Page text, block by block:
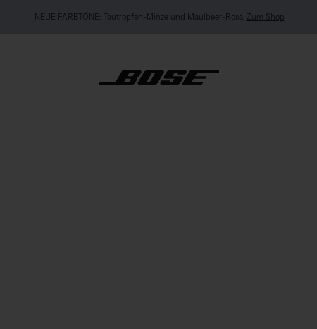
NEUE FARBTÖNE: Tautropfen-Minze und Maulbeer-Rosa. Zum Shop